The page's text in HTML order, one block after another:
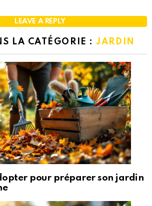
LEAVE A REPLY
LA CATÉGORIE :JARDIN
pour préparer son jardin